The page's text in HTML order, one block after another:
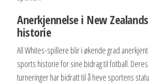
Anerkjennelse i New
historie
All Whites-spillere blir i økende grad
sports historie for sine bidrag til fotball.
turneringer har bidratt til å heve sportens